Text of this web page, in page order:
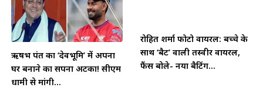
ऋषभ पंत का ‘देवभूमि’ में अपना
घर बनाने का सपना अटका! सीएम
धामी से मांगी...
रोहित शर्मा फोटो वायरल: बच्चे के
साथ ‘बैट’ वाली तस्वीर वायरल,
फैंस बोले- नया बैटिंग...